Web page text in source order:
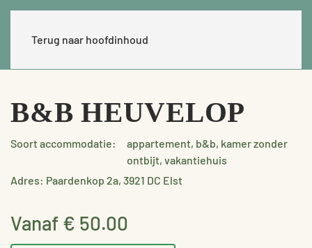
Terug naar hoofdinhoud
B&B HEUVELOP
Soort accommodatie:
appartement, b&b, kamer zonder
ontbijt, vakantiehuis
Adres: Paardenkop 2a, 3921 DC Elst
Vanaf € 50.00